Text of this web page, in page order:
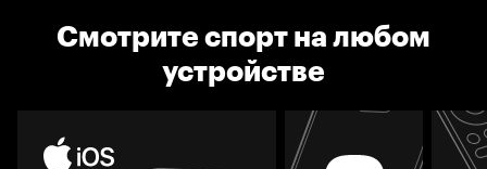
Смотрите спорт на любом
устройстве